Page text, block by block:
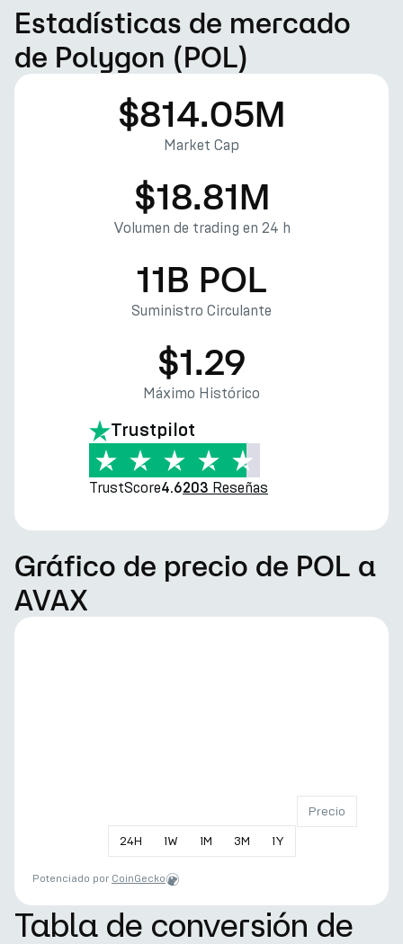
Estadísticas de mercado
de Polygon (POL)
$814.05M
Market Cap
$18.81M
Volumen de trading en 24 h
11B POL
Suministro Circulante
$1.29
Máximo Histórico
Trustpilot
TrustScore4.6203 Reseñas
Gráfico de precio de POL a
AVAX
24H 1W 1M 3M 1Y
Precio
Potenciado por CoinGecko
Tabla de conversión de